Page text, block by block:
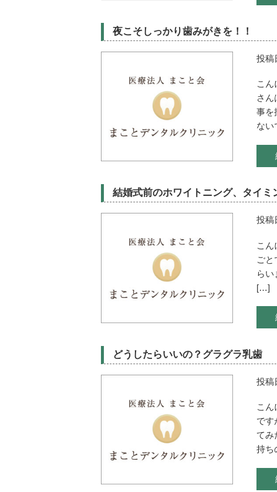
夜こそしっかり歯みがきを！！
投稿
こ
さ
事を
な
結婚式前のホワイトニング、タイミ
投稿
こ
ごと
ら
[…]
どうしたらいいの？グラグラ乳歯
投稿
こ
です
てみ
持ち